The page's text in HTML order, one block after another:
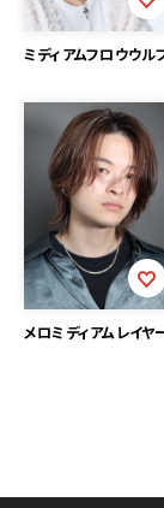
ミディアムフロウウル
メロミディアムレイヤ